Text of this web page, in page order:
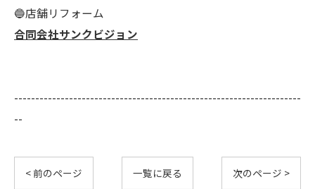
🔵店舗リフォーム
合同会社サンクビジョン
--------------------------------------------------------------------
--
< 前のページ 一覧に戻る 次のページ >